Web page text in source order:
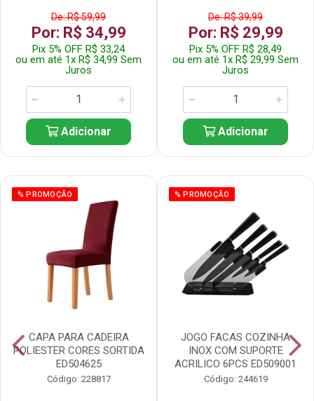
De: R$ 59,99
Por: R$ 34,99
Pix 5% OFF R$ 33,24
ou em até 1x R$ 34,99 Sem
Juros
Adicionar
De: R$ 39,99
Por: R$ 29,99
Pix 5% OFF R$ 28,49
ou em até 1x R$ 29,99 Sem
Juros
Adicionar
% PROMOÇÃO
CAPA PARA CADEIRA
POLIESTER CORES SORTIDA
ED504625
Código: 228817
% PROMOÇÃO
JOGO FACAS COZINHA
INOX COM SUPORTE
ACRILICO 6PCS ED509001
Código: 244619